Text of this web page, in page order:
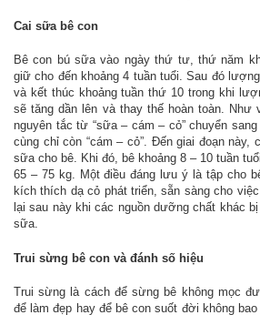
Cai sữa bê con
Bê con bú sữa vào ngày thứ tư, thứ năm
giữ cho đến khoảng 4 tuần tuổi. Sau đó
và kết thúc khoảng tuần thứ 10 trong khi
sẽ tăng dần lên và thay thế hoàn toàn. Như
nguyên tắc từ “sữa – cám – cỏ” chuyển
cùng chỉ còn “cám – cỏ”. Đến giai đoạn này,
sữa cho bê. Khi đó, bê khoảng 8 – 10 tuần
65 – 75 kg. Một điều đáng lưu ý là tập cho
kích thích dạ cỏ phát triển, sẵn sàng cho
lại sau này khi các nguồn dưỡng chất khác bị
sữa.
Trui sừng bê con và đánh số hiệu
Trui sừng là cách để sừng bê không mọc
để làm đẹp hay để bê con suốt đời không